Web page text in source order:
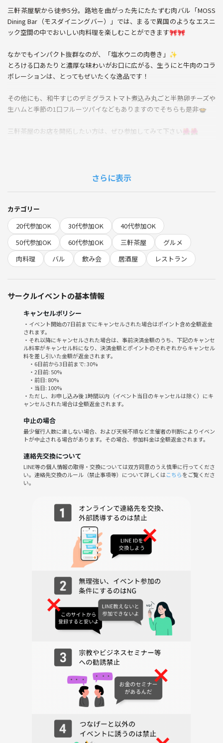
三軒茶屋駅から徒歩5分。路地を曲がった先にたたずむ肉バル「MOSS
Dining Bar（モスダイニングバー）」では、まるで異国のようなエスニ
ック空間の中でおいしい肉料理を楽しむことができます🎀🎀
なかでもインパクト抜群なのが、「塩水ウニの肉巻き」✨
とろける口あたりと濃厚な味わいがお口に広がる、生うにと牛肉のコラ
ボレーションは、とってもぜいたくな逸品です！
その他にも、和牛すじのデミグラストマト煮込み丸ごと半熟卵チーズや
生ハムと季節の1口フルーツパイなどもありますのでそちらも是非🍲
三軒茶屋のお店を開拓したい方は、ぜひ参加してみて下さい🌺🌺
当日アラカルト予約
お会計割り勘の予定
⚠️禁止事項⚠️
ビジネス、宗教などの勧誘、ナンパ、連絡なしのドタキャン、イベント
さらに表示
カテゴリー
20代参加OK
30代参加OK
40代参加OK
50代参加OK
60代参加OK 三軒茶屋
グルメ
肉料理
バル 飲み会 居酒屋 レストラン
サークルイベントの基本情報
キャンセルポリシー
・イベント開始の7日前までにキャンセルされた場合はポイント含め全額返金
されます。
・それ以降にキャンセルされた場合は、事前決済金額のうち、下記のキャンセ
ル料率がキャンセル料になり、決済金額とポイントのそれぞれからキャンセル
料を差し引いた金額が返金されます。
・6日前から3日前まで: 30%
・2日前: 50%
・前日: 80%
・当日: 100%
・ただし、お申し込み後 1時間以内（イベント当日のキャンセルは除く）にキ
ャンセルされた場合は全額返金されます。
中止の場合
最少催行人数に達しない場合、および天候不順など主催者の判断によりイベン
トが中止される場合があります。その場合、参加料金は全額返金されます。
連絡先交換について
LINE等の個人情報の取得・交換については双方同意のうえ慎重に行ってくださ
い。連絡先交換のルール（禁止事項等）について詳しくはこちらをご覧くださ
い。